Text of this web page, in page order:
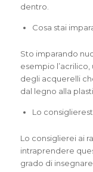
dentro.
Cosa stai
Sto imparando
esempio
degli acquerelli
dal legno alla
Lo
Lo consiglierei ai
intraprendere
grado di